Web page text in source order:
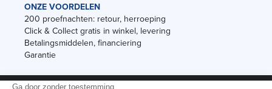
ONZE VOORDELEN
200 proefnachten: retour, herroeping
Click & Collect gratis in winkel, levering
Betalingsmiddelen, financiering
Garantie